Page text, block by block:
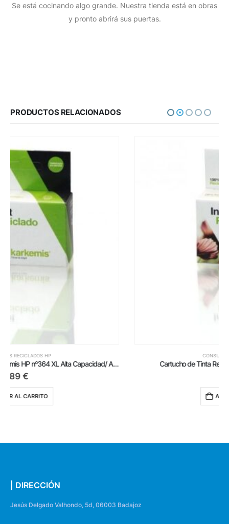
Se está cocinando algo grande. Nuestra tienda está en obras
y pronto abrirá sus puertas.
PRODUCTOS RELACIONADOS
Cartucho de Tinta Reciclado Karkemis HP nº28/ Tricolor
| DIRECCIÓN
Jesús Delgado Valhondo, 5d, 06003 Badajoz